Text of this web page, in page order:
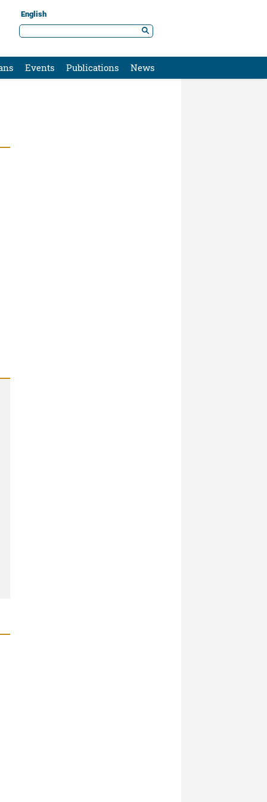
English
Events Publications News